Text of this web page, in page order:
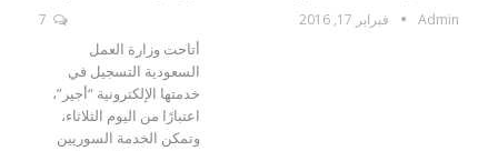
Admin فبراير 17, 2016
أتاحت وزارة العمل
السعودية التسجيل في
خدمتها الإلكترونية “أجير”،
اعتبارًا من اليوم الثلاثاء،
وتمكن الخدمة السوريين